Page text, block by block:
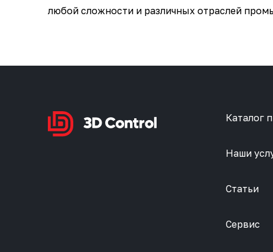
любой сложности и различных отраслей
Каталог
Наши
Статьи
Сервис